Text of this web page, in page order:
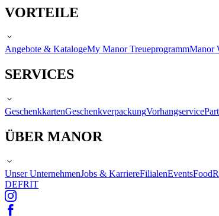
VORTEILE
Angebote & KatalogeMy Manor TreueprogrammManor
SERVICES
GeschenkkartenGeschenkverpackungVorhangservice
ÜBER MANOR
Unser UnternehmenJobs & KarriereFilialenEventsFood
DEFRIT